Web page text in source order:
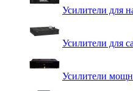
Усилители для
Усилители для
Усилители